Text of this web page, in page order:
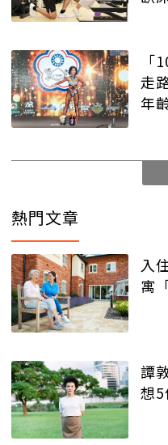
「
走
年
熱門文章
入
寓
譚
想5